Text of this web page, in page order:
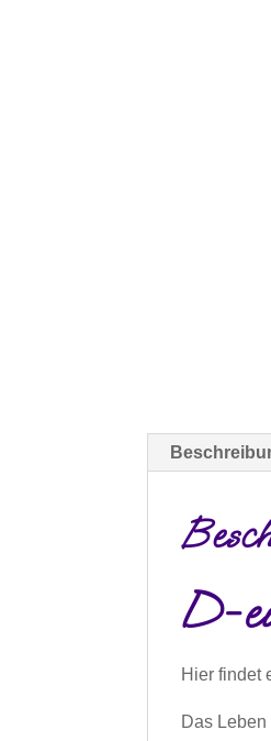
D-
Hier findet
Das